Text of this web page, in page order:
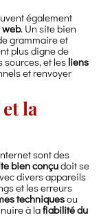
également
web. Un site bien
grammaire et
plus digne de
et les liens
et renvoyer
la
sont des
bien conçudoit se
divers appareils
et les erreurs
techniquesou
à lafiabilité du